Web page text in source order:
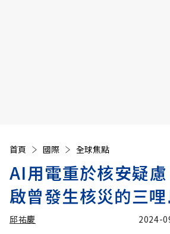
首頁 國際 全球焦點
AI用電重於核安疑
啟曾發生核災的三
邱祐慶 2024-